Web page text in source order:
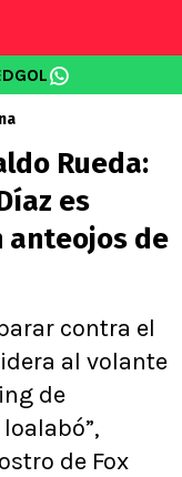
Rueda:
es
anteojos de
contra el
al volante
de
de Fox